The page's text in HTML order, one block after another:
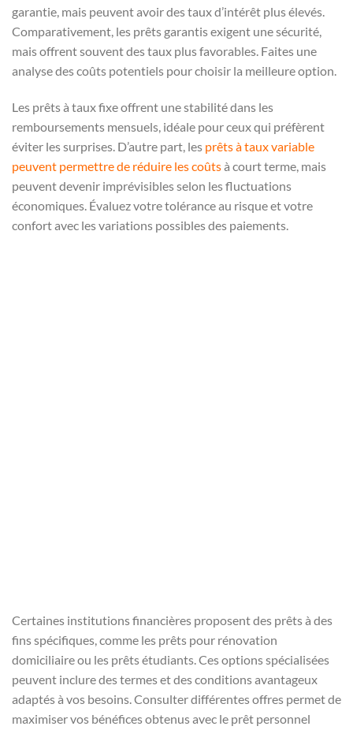
garantie, mais peuvent avoir des taux d’intérêt plus élevés.
Comparativement, les prêts garantis exigent une sécurité,
mais offrent souvent des taux plus favorables. Faites une
analyse des coûts potentiels pour choisir la meilleure option.
Les prêts à taux fixe offrent une stabilité dans les
remboursements mensuels, idéale pour ceux qui préfèrent
éviter les surprises. D’autre part, les prêts à taux variable
peuvent permettre de réduire les coûtsà court terme, mais
peuvent devenir imprévisibles selon les fluctuations
économiques. Évaluez votre tolérance au risque et votre
confort avec les variations possibles des paiements.
Certaines institutions financières proposent des prêts à des
fins spécifiques, comme les prêts pour rénovation
domiciliaire ou les prêts étudiants. Ces options spécialisées
peuvent inclure des termes et des conditions avantageux
adaptés à vos besoins. Consulter différentes offres permet de
maximiser vos bénéfices obtenus avec le prêt personnel